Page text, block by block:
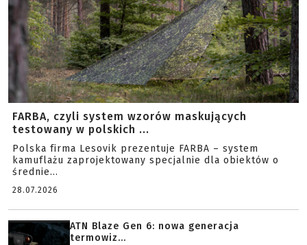
FARBA, czyli system wzorów maskujących
testowany w polskich ...
Polska firma Lesovik prezentuje FARBA – system
kamuflażu zaprojektowany specjalnie dla obiektów o
średnie...
28.07.2026
ATN Blaze Gen 6: nowa generacja
termowiz...